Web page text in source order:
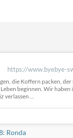
https://www.byebye-
die Koffern packen,
beginnen. Wir
verlassen ...
Ronda